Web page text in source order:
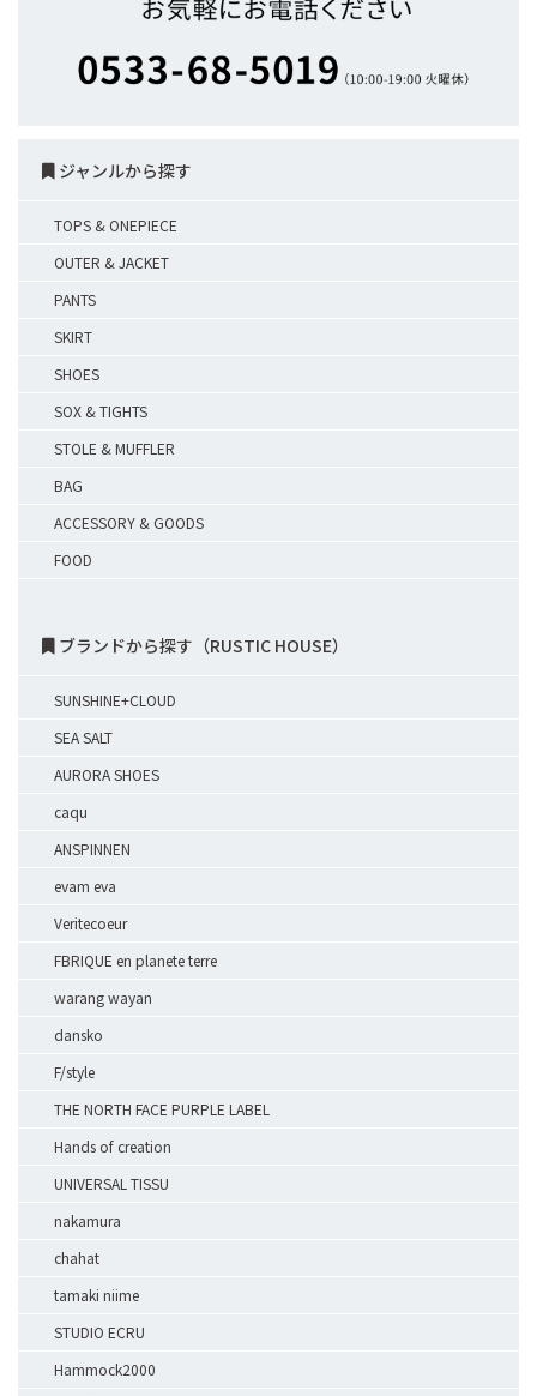
ジャンルから探す
TOPS & ONEPIECE
OUTER & JACKET
PANTS
SKIRT
SHOES
SOX & TIGHTS
STOLE & MUFFLER
BAG
ACCESSORY & GOODS
FOOD
ブランドから探す（RUSTIC HOUSE）
SUNSHINE+CLOUD
SEA SALT
AURORA SHOES
caqu
ANSPINNEN
evam eva
Veritecoeur
FBRIQUE en planete terre
warang wayan
dansko
F/style
THE NORTH FACE PURPLE LABEL
Hands of creation
UNIVERSAL TISSU
nakamura
chahat
tamaki niime
STUDIO ECRU
Hammock2000